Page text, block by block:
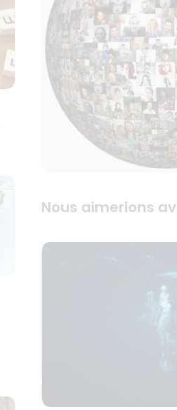
Nous aimerions